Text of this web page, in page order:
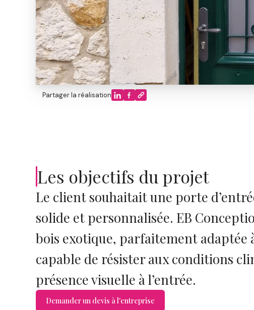
Partager la réalisation
Les objectifs du projet
Le client souhaitait une porte
solide et personnalisée. EB
bois exotique, parfaitement adaptée
capable de résister aux conditions
présence visuelle à l’entrée.
Demander un devis à l'entreprise